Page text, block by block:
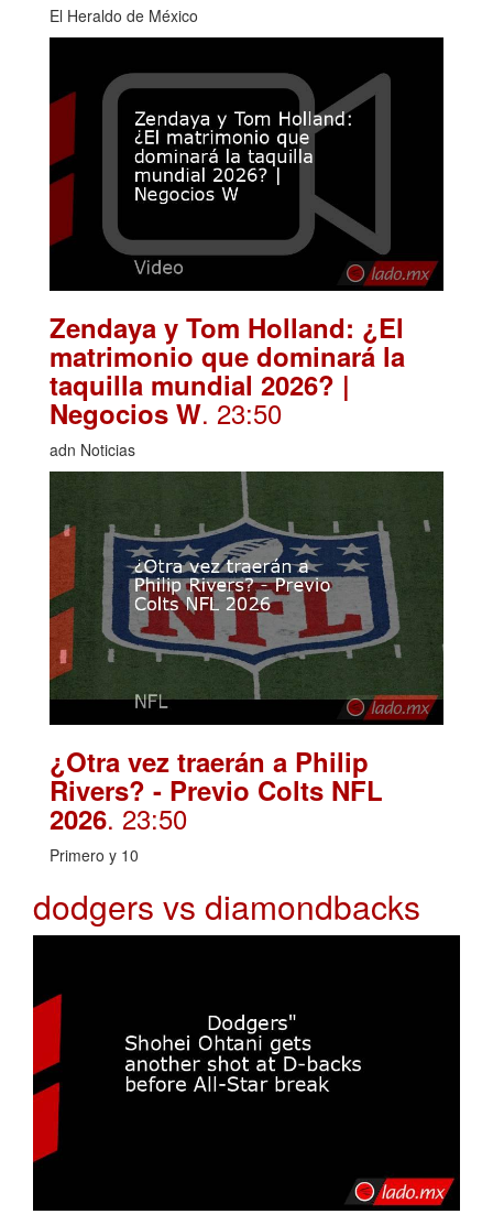
El Heraldo de México
Zendaya y Tom Holland: ¿El
matrimonio que dominará la
taquilla mundial 2026? |
Negocios W. 23:50
adn Noticias
¿Otra vez traerán a Philip
Rivers? - Previo Colts NFL
2026. 23:50
Primero y 10
dodgers vs diamondbacks